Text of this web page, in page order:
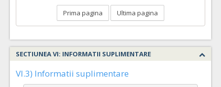
Prima pagina Ultima pagina
SECTIUNEA VI: INFORMATII SUPLIMENTARE
VI.3) Informatii suplimentare